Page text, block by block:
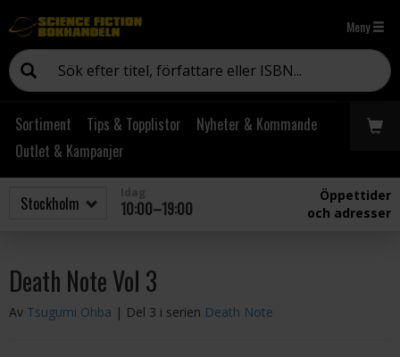
Meny
Sortiment Tips & Topplistor
Nyheter & Kommande
Outlet & Kampanjer
10:00–19:00
Öppettider
och adresser
Death Note Vol 3
Av Tsugumi Ohba | Del 3 i serien Death Note